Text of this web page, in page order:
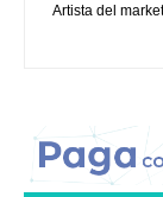
Artista del